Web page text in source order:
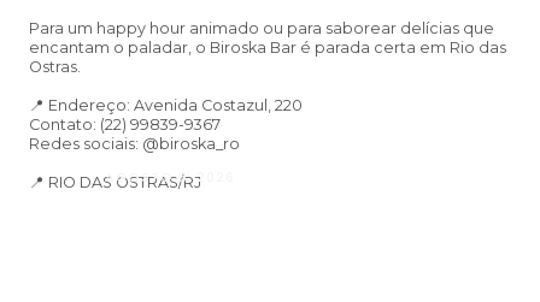
AGOSTO 6, 2026
Andressa da Silva Nascimento: oito
Para um happy hour animado ou para saborear delícias que
encantam o paladar, o Biroska Bar é parada certa em Rio das
Ostras.
📍 Endereço: Avenida Costazul, 220
Contato: (22) 99839-9367
Redes sociais: @biroska_ro
📍 RIO DAS OSTRAS/RJ